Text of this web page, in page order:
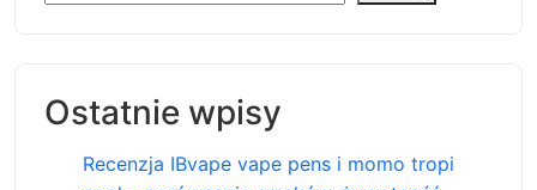
Ostatnie wpisy
Recenzja IBvape vape pens i momo tropi